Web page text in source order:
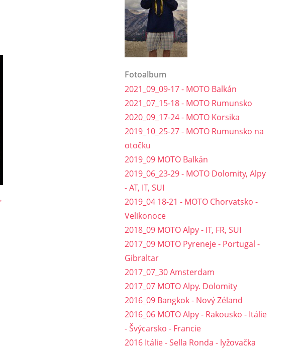
Fotoalbum
2021_09_09-17 - MOTO Balkán
2021_07_15-18 - MOTO Rumunsko
2020_09_17-24 - MOTO Korsika
2019_10_25-27 - MOTO Rumunsko na
otočku
2019_09 MOTO Balkán
2019_06_23-29 - MOTO Dolomity, Alpy
- AT, IT, SUI
2019_04 18-21 - MOTO Chorvatsko -
Velikonoce
2018_09 MOTO Alpy - IT, FR, SUI
2017_09 MOTO Pyreneje - Portugal -
Gibraltar
2017_07_30 Amsterdam
2017_07 MOTO Alpy. Dolomity
2016_09 Bangkok - Nový Zéland
2016_06 MOTO Alpy - Rakousko - Itálie
- Švýcarsko - Francie
2016 Itálie - Sella Ronda - lyžovačka